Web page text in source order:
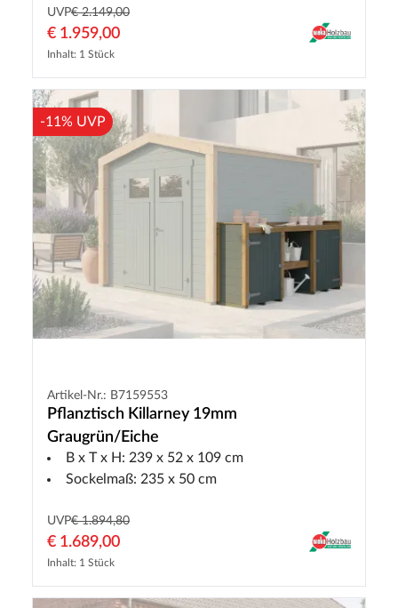
UVP€ 2.149,00
€ 1.959,00
Inhalt: 1 Stück
-11% UVP
Artikel-Nr.: B7159553
Pflanztisch Killarney 19mm
Graugrün/Eiche
B x T x H: 239 x 52 x 109 cm
Sockelmaß: 235 x 50 cm
UVP€ 1.894,80
€ 1.689,00
Inhalt: 1 Stück